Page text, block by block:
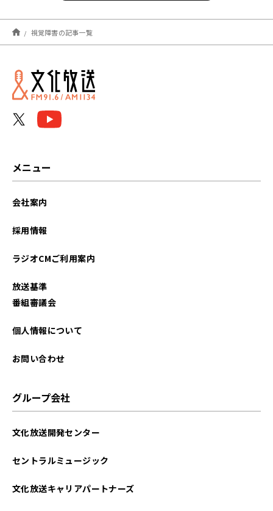
2024年06月
2023年04月
2023年03月
視覚障害の記事一覧
メニュー
会社案内
採用情報
ラジオCMご利用案内
放送基準
番組審議会
個人情報について
お問い合わせ
グループ会社
文化放送開発センター
セントラルミュージック
文化放送キャリアパートナーズ